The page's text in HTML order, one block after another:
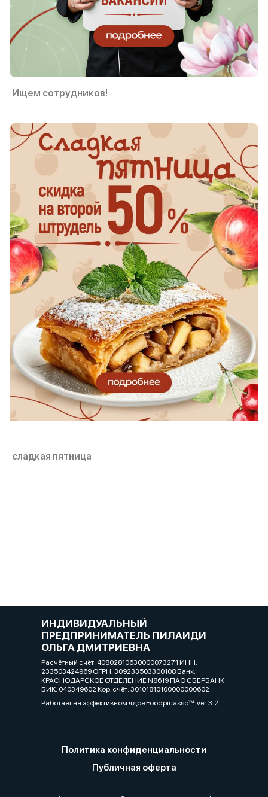
Ищем сотрудников!
сладкая пятница
ИНДИВИДУАЛЬНЫЙ
ПРЕДПРИНИМАТЕЛЬ ПИЛАИДИ
ОЛЬГА ДМИТРИЕВНА
Расчётный счёт: 40802810630000073271 ИНН:
233503424969 ОГРН: 309233503300108 Банк:
КРАСНОДАРСКОЕ ОТДЕЛЕНИЕ N8619 ПАО СБЕРБАНК
БИК: 040349602 Кор. счёт: 30101810100000000602
Работает на эффективном ядреFoodpicássover. 3.2
Политика конфиденциальности
Публичная оферта